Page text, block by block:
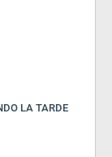
LA TARDE